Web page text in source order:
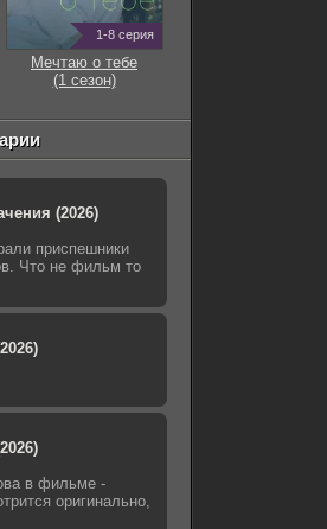
1-8 серия
Мечтаю о тебе
(1 сезон)
(2026)
приспешники
Что не фильм то
в фильме -
оригинально,